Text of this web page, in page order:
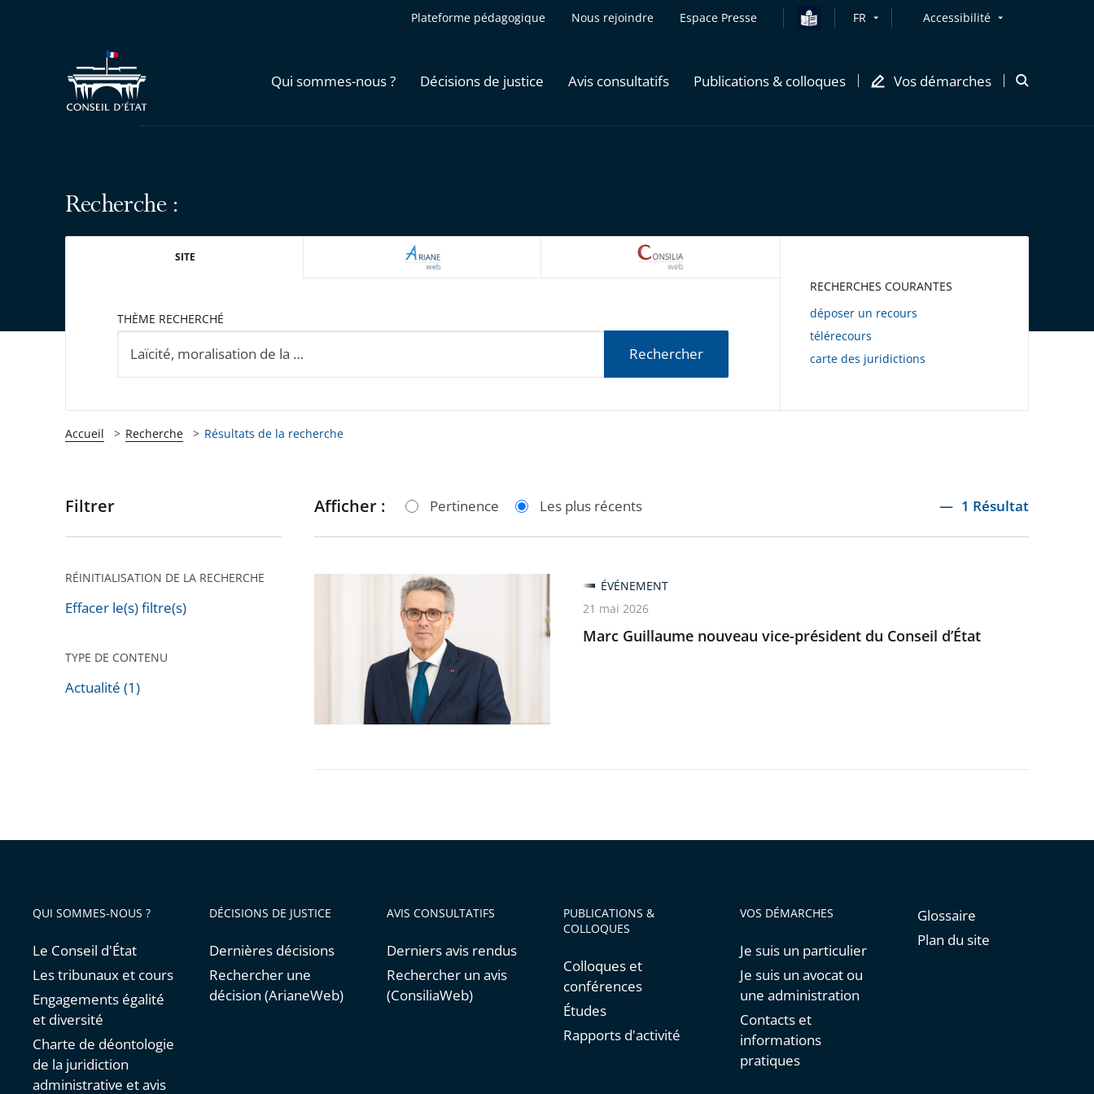
Plateforme pédagogique Nous rejoindre Espace Presse FR Accessibilité
Qui sommes-nous ? Décisions de justice Avis consultatifs Publications & colloques Vos démarches
Ouvrir
Recherche :
SITE ARIANEWEB
THÈME RECHERCHÉ
Rechercher
RECHERCHES COURANTES
déposer un recours
télérecours
carte des juridictions
Accueil Recherche Résultats de la recherche
Passer
pour
après
Filtrer
RÉINITIALISATION DE LA RECHERCHE
Effacer le(s) filtre(s)
TYPE DE CONTENU
Actualité (1)
Afficher : Pertinence Les plus récents 1 Résultat
président
Conseil
Marc Guillaume nouveau vice-président du Conseil d’État
ÉVÉNEMENT
21 mai 2026
QUI SOMMES-NOUS ?
Le Conseil d'État
Les tribunaux et cours
Engagements égalité
et diversité
Charte de déontologie
de la juridiction
administrative et avis
DÉCISIONS DE JUSTICE
Dernières décisions
Rechercher une
décision (ArianeWeb)
AVIS CONSULTATIFS
Derniers avis rendus
Rechercher un avis
(ConsiliaWeb)
PUBLICATIONS &
COLLOQUES
Colloques et
conférences
Études
Rapports d'activité
VOS DÉMARCHES
Je suis un particulier
Je suis un avocat ou
une administration
Contacts et
informations
pratiques
Glossaire
Plan du site